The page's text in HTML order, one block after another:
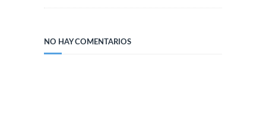
NO HAY COMENTARIOS